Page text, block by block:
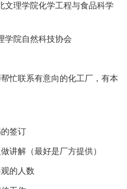
文理学院化学工程与食品科学
学院自然科技协会
忙联系有意向的化工厂，有本
签订
讲解（最好是厂方提供）
的人数